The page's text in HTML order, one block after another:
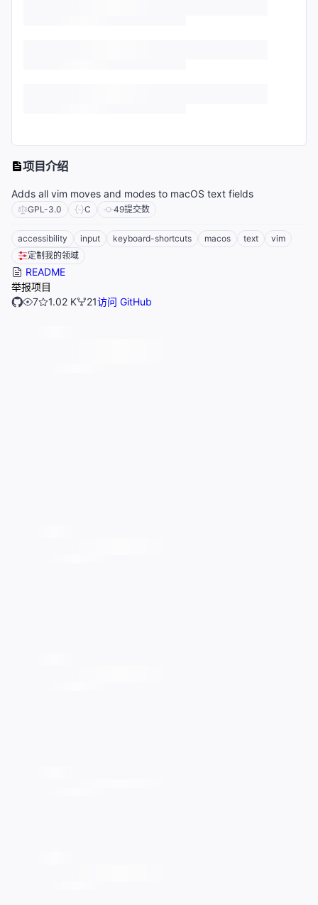
项目介绍
Adds all vim moves and modes to macOS text fields
GPL-3.0 C 49提交数
accessibility input keyboard-shortcuts macos text
vim
定制我的领域
README
举报项目
7
1.02 K 21访问 GitHub